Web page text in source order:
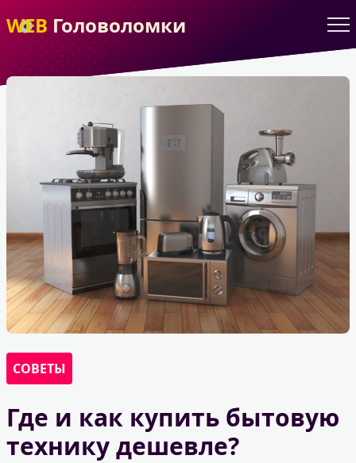
WEBГоловоломки
СОВЕТЫ
Где и как купить бытовую
технику дешевле?